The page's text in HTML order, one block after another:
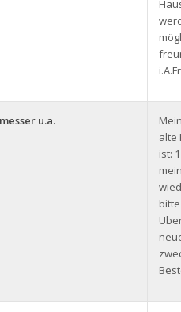
u.a.
alte
ist: